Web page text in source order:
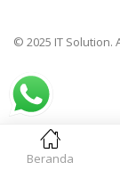
Beranda
© 2025 IT Solution.